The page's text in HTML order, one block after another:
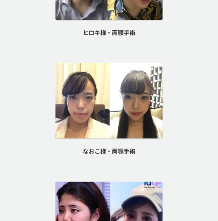
ヒロキ様・両顎手術
なおこ様・両顎手術